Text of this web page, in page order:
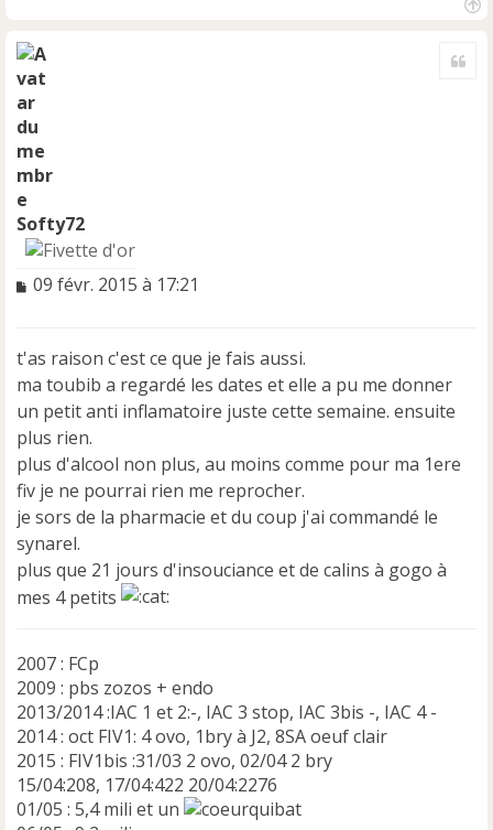
Softy72
M
a
g
e
n
o
n
l
u
09 févr. 2015 à 17:21
t'as raison c'est ce que je fais aussi.
ma toubib a regardé les dates et elle a pu me donner
un petit anti inflamatoire juste cette semaine. ensuite
plus rien.
plus d'alcool non plus, au moins comme pour ma 1ere
fiv je ne pourrai rien me reprocher.
je sors de la pharmacie et du coup j'ai commandé le
synarel.
plus que 21 jours d'insouciance et de calins à gogo à
mes 4 petits
2007 : FCp
2009 : pbs zozos + endo
2013/2014 :IAC 1 et 2:-, IAC 3 stop, IAC 3bis -, IAC 4 -
2014 : oct FIV1: 4 ovo, 1bry à J2, 8SA oeuf clair
2015 : FIV1bis :31/03 2 ovo, 02/04 2 bry
15/04:208, 17/04:422 20/04:2276
01/05 : 5,4 mili et un